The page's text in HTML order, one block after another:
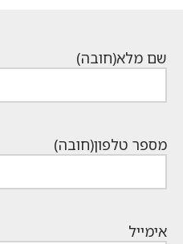
שם מלא(חובה)
מספר טלפון(חובה)
אימייל